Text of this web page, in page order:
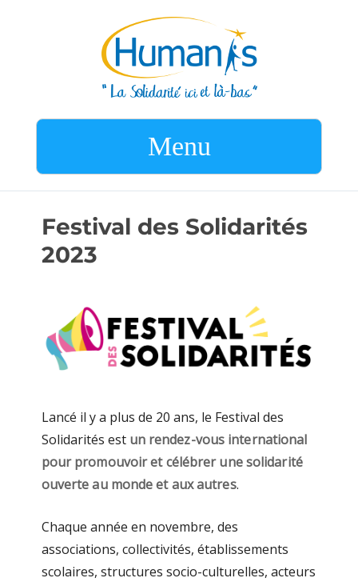
Menu
Festival des Solidarités
2023
Lancé il y a plus de 20 ans, le Festival des
Solidarités est un rendez-vous international
pour promouvoir et célébrer une solidarité
ouverte au monde et aux autres.
Chaque année en novembre, des
associations, collectivités, établissements
scolaires, structures socio-culturelles, acteurs